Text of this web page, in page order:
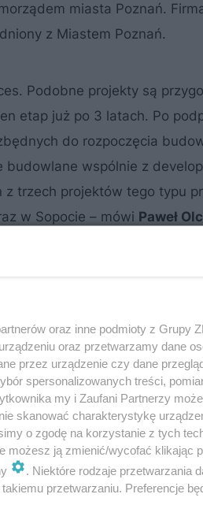
miasta Poznań.
z Miastem Poznań.
Podobne projekty są
etap już po 3 latach. Po
do rozpoczęcia
wspólnie z
trzech projektów tego typu
w Sopocie – mówi Paweł
oraz inne podmioty z Grupy
oraz przetwarzamy dane
przez urządzenie czy dane
spersonalizowanych treści,
my i Zaufani Partnerzy
skanować charakterystykę
o zgodę na korzystanie z tych
możesz ją zmienić/wycofać klikając
. Niektóre rodzaje przetwarzania
przetwarzaniu. Preferencje